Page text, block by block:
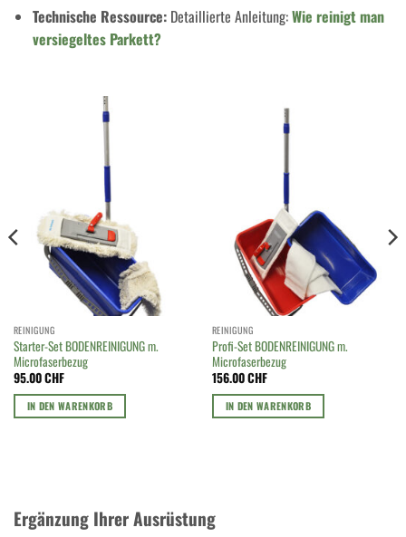
Technische Ressource:Detaillierte Anleitung:Wie reinigt man
versiegeltes Parkett?
REINIGUNG
Starter-Set BODENREINIGUNG m.
Microfaserbezug
95.00CHF
IN DEN WARENKORB
REINIGUNG
Profi-Set BODENREINIGUNG m.
Microfaserbezug
156.00CHF
IN DEN WARENKORB
Ergänzung Ihrer Ausrüstung